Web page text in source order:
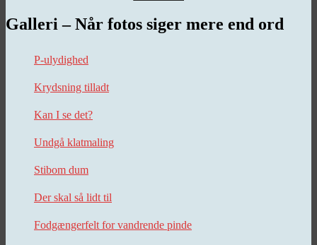
Galleri – Når fotos siger mere end ord
P-ulydighed
Krydsning tilladt
Kan I se det?
Undgå klatmaling
Stibom dum
Der skal så lidt til
Fodgængerfelt for vandrende pinde